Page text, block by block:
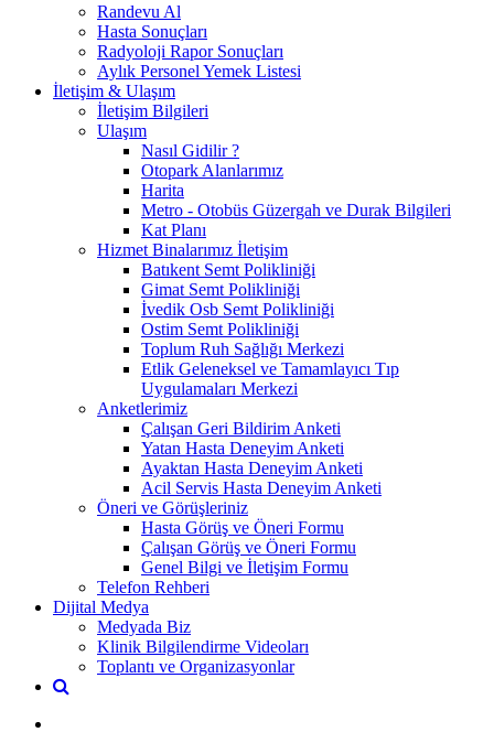
Randevu Al
Hasta Sonuçları
Radyoloji Rapor Sonuçları
Aylık Personel Yemek Listesi
İletişim & Ulaşım
İletişim Bilgileri
Ulaşım
Nasıl Gidilir ?
Otopark Alanlarımız
Harita
Metro - Otobüs Güzergah ve Durak Bilgileri
Kat Planı
Hizmet Binalarımız İletişim
Batıkent Semt Polikliniği
Gimat Semt Polikliniği
İvedik Osb Semt Polikliniği
Ostim Semt Polikliniği
Toplum Ruh Sağlığı Merkezi
Etlik Geleneksel ve Tamamlayıcı Tıp
Uygulamaları Merkezi
Anketlerimiz
Çalışan Geri Bildirim Anketi
Yatan Hasta Deneyim Anketi
Ayaktan Hasta Deneyim Anketi
Acil Servis Hasta Deneyim Anketi
Öneri ve Görüşleriniz
Hasta Görüş ve Öneri Formu
Çalışan Görüş ve Öneri Formu
Genel Bilgi ve İletişim Formu
Telefon Rehberi
Dijital Medya
Medyada Biz
Klinik Bilgilendirme Videoları
Toplantı ve Organizasyonlar